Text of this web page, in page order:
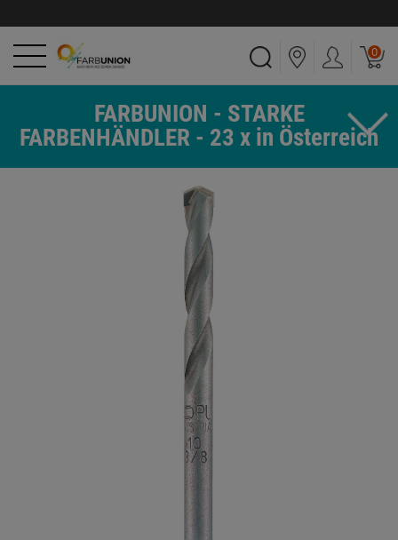
0
FARBUNION - STARKE
FARBENHÄNDLER - 23 x in Österreich